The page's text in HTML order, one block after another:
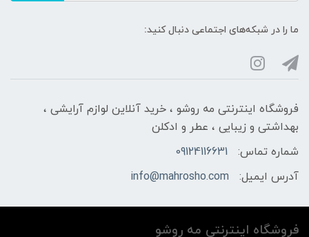
ما را در شبکه‌های اجتماعی دنبال کنید:
فروشگاه اینترنتی مه‌ رو‌شو ، خرید آنلاین لوازم آرایشی ،
بهداشتی و زیبایی ، عطر و ادکلن
شماره تماس:
09124116631
آدرس ایمیل:
info@mahrosho.com
فروشگاه اینترنتی مه‌ رو‌شو